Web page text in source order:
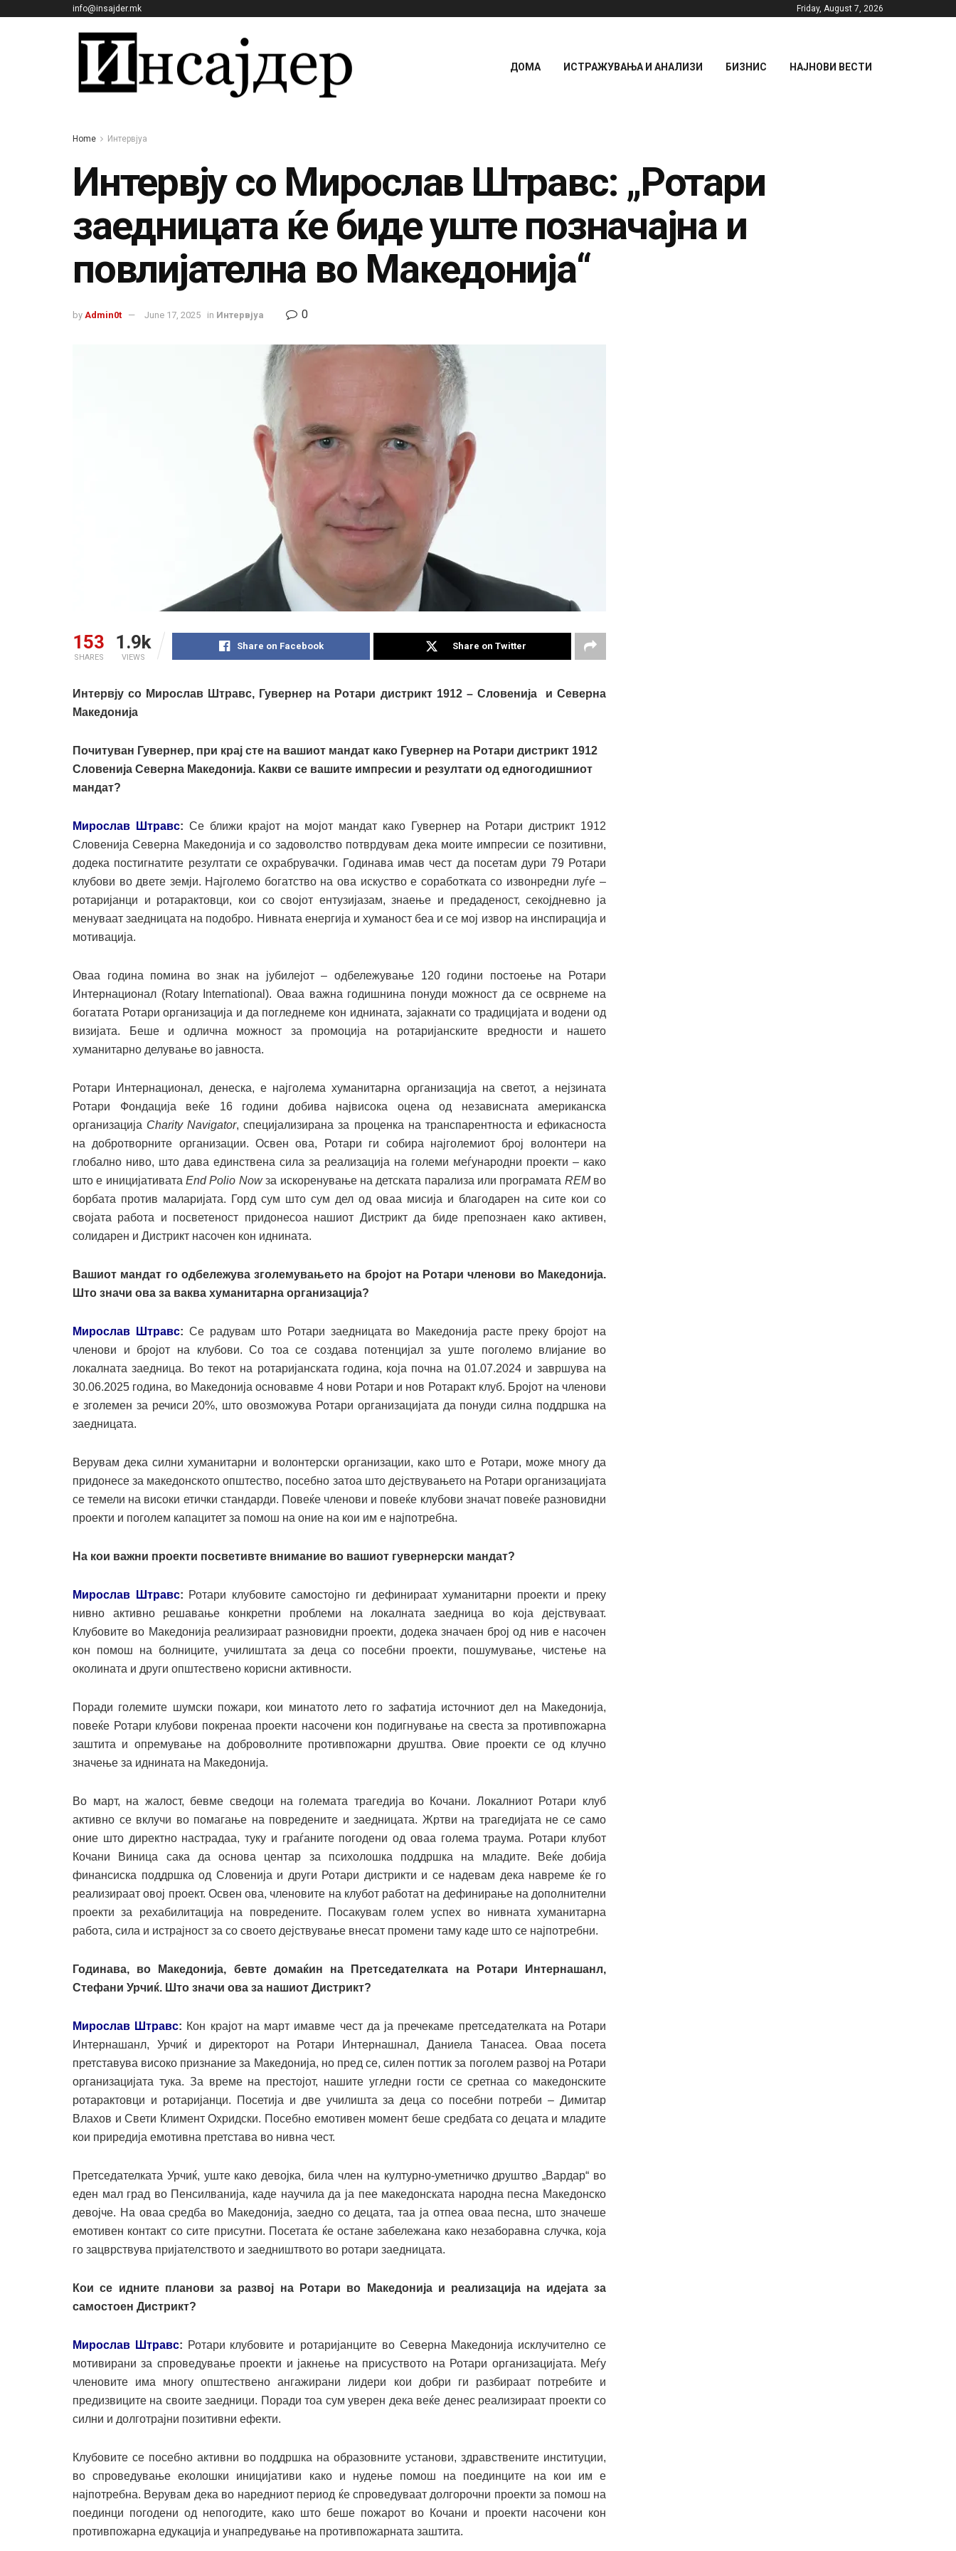
info@insajder.mk Friday, August 7, 2026
ДОМА ИСТРАЖУВАЊА И АНАЛИЗИ БИЗНИС НАЈНОВИ ВЕСТИ
Home Интервјуа
Интервју со Мирослав Штравс: „Ротари
заедницата ќе биде уште позначајна и
повлијателна во Македонија“
by Admin0t June 17, 2025 in Интервјуа 0
153
SHARES
1.9k
VIEWS
Share on Facebook Share on Twitter
Интервју со Мирослав Штравс, Гувернер на Ротари дистрикт 1912 – Словенија и Северна
Македонија
Почитуван Гувернер, при крај сте на вашиот мандат како Гувернер на Ротари дистрикт 1912
Словенија Северна Македонија. Какви се вашите импресии и резултати од едногодишниот
мандат?
Мирослав Штравс: Се ближи крајот на мојот мандат како Гувернер на Ротари дистрикт 1912
Словенија Северна Македонија и со задоволство потврдувам дека моите импресии се позитивни,
додека постигнатите резултати се охрабрувачки. Годинава имав чест да посетам дури 79 Ротари
клубови во двете земји. Најголемо богатство на ова искуство е соработката со извонредни луѓе –
ротаријанци и ротарактовци, кои со својот ентузијазам, знаење и предаденост, секојдневно ја
менуваат заедницата на подобро. Нивната енергија и хуманост беа и се мој извор на инспирација и
мотивација.
Оваа година помина во знак на јубилејот – одбележување 120 години постоење на Ротари
Интернационал (Rotary International). Оваа важна годишнина понуди можност да се осврнеме на
богатата Ротари организација и да погледнеме кон иднината, зајакнати со традицијата и водени од
визијата. Беше и одлична можност за промоција на ротаријанските вредности и нашето
хуманитарно делување во јавноста.
Ротари Интернационал, денеска, е најголема хуманитарна организација на светот, а нејзината
Ротари Фондација веќе 16 години добива највисока оцена од независната американска
организација Charity Navigator, специјализирана за проценка на транспарентноста и ефикасноста
на добротворните организации. Освен ова, Ротари ги собира најголемиот број волонтери на
глобално ниво, што дава единствена сила за реализација на големи меѓународни проекти – како
што е иницијативатаEnd Polio Nowза искоренување на детската парализа или програмата REMво
борбата против маларијата. Горд сум што сум дел од оваа мисија и благодарен на сите кои со
својата работа и посветеност придонесоа нашиот Дистрикт да биде препознаен како активен,
солидарен и Дистрикт насочен кон иднината.
Вашиот мандат го одбележува зголемувањето на бројот на Ротари членови во Македонија.
Што значи ова за ваква хуманитарна организација?
Мирослав Штравс: Се радувам што Ротари заедницата во Македонија расте преку бројот на
членови и бројот на клубови. Со тоа се создава потенцијал за уште поголемо влијание во
локалната заедница. Во текот на ротаријанската година, која почна на 01.07.2024 и завршува на
30.06.2025 година, во Македонија основавме 4 нови Ротари и нов Ротаракт клуб. Бројот на членови
е зголемен за речиси 20%, што овозможува Ротари организацијата да понуди силна поддршка на
заедницата.
Верувам дека силни хуманитарни и волонтерски организации, како што е Ротари, може многу да
придонесе за македонското општество, посебно затоа што дејствувањето на Ротари организацијата
се темели на високи етички стандарди. Повеќе членови и повеќе клубови значат повеќе разновидни
проекти и поголем капацитет за помош на оние на кои им е најпотребна.
На кои важни проекти посветивте внимание во вашиот гувернерски мандат?
Мирослав Штравс: Ротари клубовите самостојно ги дефинираат хуманитарни проекти и преку
нивно активно решавање конкретни проблеми на локалната заедница во која дејствуваат.
Клубовите во Македонија реализираат разновидни проекти, додека значаен број од нив е насочен
кон помош на болниците, училиштата за деца со посебни проекти, пошумување, чистење на
околината и други општествено корисни активности.
Поради големите шумски пожари, кои минатото лето го зафатија источниот дел на Македонија,
повеќе Ротари клубови покренаа проекти насочени кон подигнување на свеста за противпожарна
заштита и опремување на доброволните противпожарни друштва. Овие проекти се од клучно
значење за иднината на Македонија.
Во март, на жалост, бевме сведоци на големата трагедија во Кочани. Локалниот Ротари клуб
активно се вклучи во помагање на повредените и заедницата. Жртви на трагедијата не се само
оние што директно настрадаа, туку и граѓаните погодени од оваа голема траума. Ротари клубот
Кочани Виница сака да основа центар за психолошка поддршка на младите. Веќе добија
финансиска поддршка од Словенија и други Ротари дистрикти и се надевам дека навреме ќе го
реализираат овој проект. Освен ова, членовите на клубот работат на дефинирање на дополнителни
проекти за рехабилитација на повредените. Посакувам голем успех во нивната хуманитарна
работа, сила и истрајност за со своето дејствување внесат промени таму каде што се најпотребни.
Годинава, во Македонија, бевте домаќин на Претседателката на Ротари Интернашанл,
Стефани Урчиќ. Што значи ова за нашиот Дистрикт?
Мирослав Штравс: Кон крајот на март имавме чест да ја пречекаме претседателката на Ротари
Интернашанл, Урчиќ и директорот на Ротари Интернашнал, Даниела Танасеа. Оваа посета
претставува високо признание за Македонија, но пред се, силен поттик за поголем развој на Ротари
организацијата тука. За време на престојот, нашите угледни гости се сретнаа со македонските
ротарактовци и ротаријанци. Посетија и две училишта за деца со посебни потреби – Димитар
Влахов и Свети Климент Охридски. Посебно емотивен момент беше средбата со децата и младите
кои приредија емотивна претстава во нивна чест.
Претседателката Урчиќ, уште како девојка, била член на културно-уметничко друштво „Вардар“ во
еден мал град во Пенсилванија, каде научила да ја пее македонската народна песна Македонско
девојче. На оваа средба во Македонија, заедно со децата, таа ја отпеа оваа песна, што значеше
емотивен контакт со сите присутни. Посетата ќе остане забележана како незаборавна случка, која
го зацврствува пријателството и заедништвото во ротари заедницата.
Кои се идните планови за развој на Ротари во Македонија и реализација на идејата за
самостоен Дистрикт?
Мирослав Штравс: Ротари клубовите и ротаријанците во Северна Македонија исклучително се
мотивирани за спроведување проекти и јакнење на присуството на Ротари организацијата. Меѓу
членовите има многу општествено ангажирани лидери кои добри ги разбираат потребите и
предизвиците на своите заедници. Поради тоа сум уверен дека веќе денес реализираат проекти со
силни и долготрајни позитивни ефекти.
Клубовите се посебно активни во поддршка на образовните установи, здравствените институции,
во спроведување еколошки иницијативи како и нудење помош на поединците на кои им е
најпотребна. Верувам дека во наредниот период ќе спроведуваат долгорочни проекти за помош на
поединци погодени од непогодите, како што беше пожарот во Кочани и проекти насочени кон
противпожарна едукација и унапредување на противпожарната заштита.